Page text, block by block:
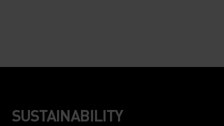
SUSTAINABILITY